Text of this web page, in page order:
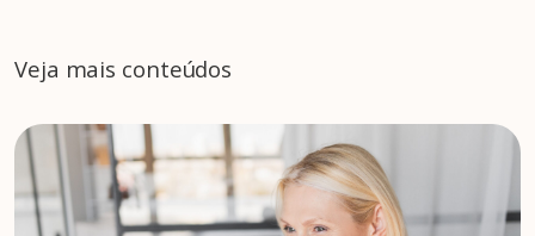
Veja mais conteúdos